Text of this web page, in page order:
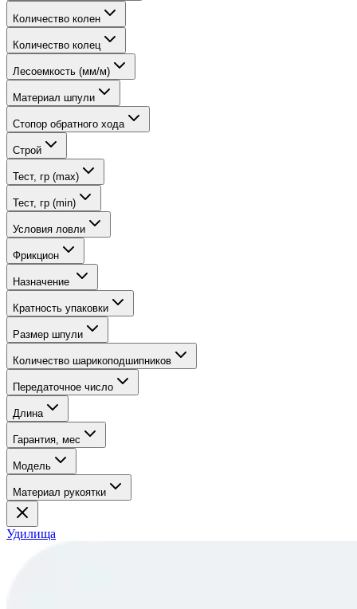
Количество колен
Количество колец
Лесоемкость (мм/м)
Материал шпули
Стопор обратного хода
Строй
Тест, гр (max)
Тест, гр (min)
Условия ловли
Фрикцион
Назначение
Кратность упаковки
Размер шпули
Количество шарикоподшипников
Передаточное число
Длина
Гарантия, мес
Модель
Материал рукоятки
Удилища